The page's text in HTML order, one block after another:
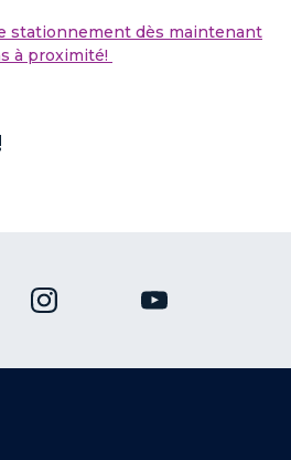
stationnement dès maintenant
à proximité!